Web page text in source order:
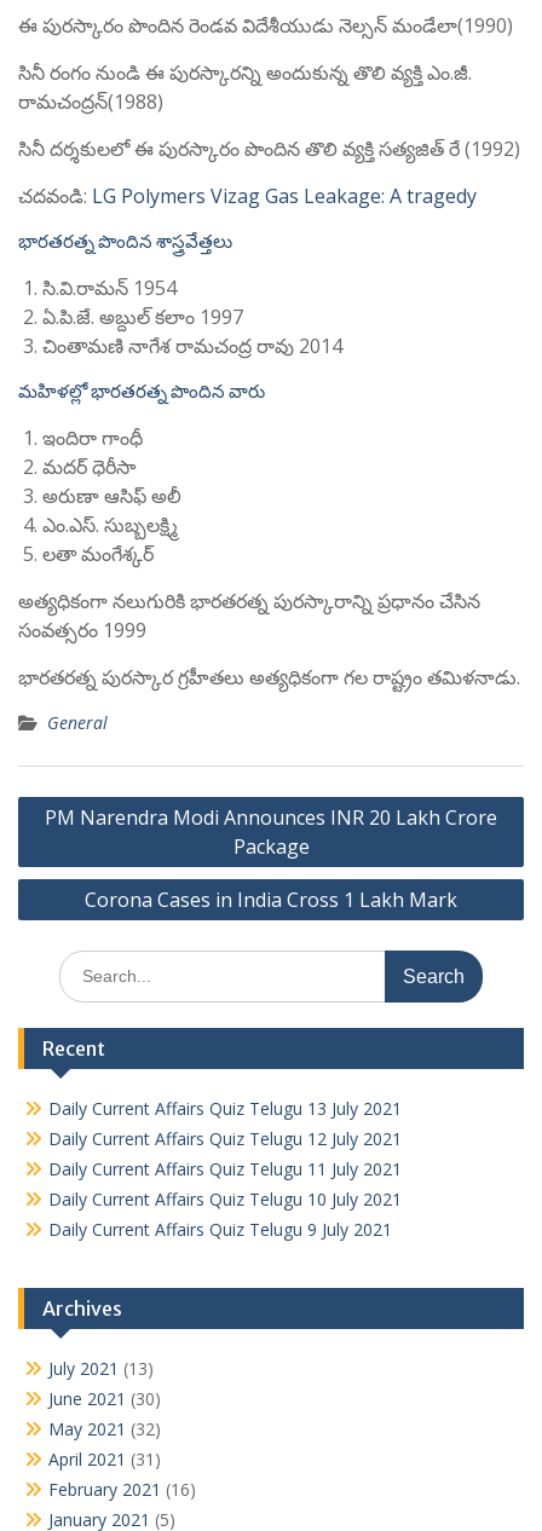
ఈ పురస్కారం పొందిన రెండవ విదేశీయుడు నెల్సన్ మండేలా(1990)
సినీ రంగం నుండి ఈ పురస్కారన్ని అందుకున్న తొలి వ్యక్తి ఎం.జీ.
రామచంద్రన్(1988)
సినీ దర్శకులలో ఈ పురస్కారం పొందిన తొలి వ్యక్తి సత్యజిత్ రే (1992)
చదవండి: LG Polymers Vizag Gas Leakage: A tragedy
భారతరత్న పొందిన శాస్త్రవేత్తలు
సి.వి.రామన్ 1954
ఏ.పి.జే. అబ్దుల్ కలాం 1997
చింతామణి నాగేశ రామచంద్ర రావు 2014
మహిళల్లో భారతరత్న పొందిన వారు
ఇందిరా గాంధీ
మదర్ ధెరీసా
అరుణా ఆసిఫ్ అలీ
ఎం.ఎస్. సుబ్బలక్ష్మి
లతా మంగేశ్కర్
అత్యధికంగా నలుగురికి భారతరత్న పురస్కారాన్ని ప్రధానం చేసిన
సంవత్సరం 1999
భారతరత్న పురస్కార గ్రహీతలు అత్యధికంగా గల రాష్ట్రం తమిళనాడు.
General
Post
PM Narendra Modi Announces INR 20 Lakh Crore
Package
Corona Cases in India Cross 1 Lakh Mark
Search
for:
Recent
Daily Current Affairs Quiz Telugu 13 July 2021
Daily Current Affairs Quiz Telugu 12 July 2021
Daily Current Affairs Quiz Telugu 11 July 2021
Daily Current Affairs Quiz Telugu 10 July 2021
Daily Current Affairs Quiz Telugu 9 July 2021
Archives
July 2021 (13)
June 2021 (30)
May 2021 (32)
April 2021 (31)
February 2021 (16)
January 2021 (5)